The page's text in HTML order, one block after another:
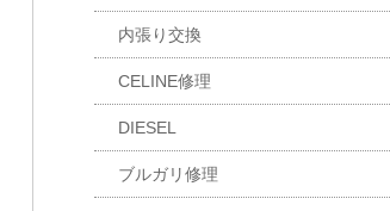
内張り交換
CELINE修理
DIESEL
ブルガリ修理